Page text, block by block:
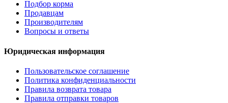
Подбор корма
Продавцам
Производителям
Вопросы и ответы
Юридическая информация
Пользовательское соглашение
Политика конфиденциальности
Правила возврата товара
Правила отправки товаров